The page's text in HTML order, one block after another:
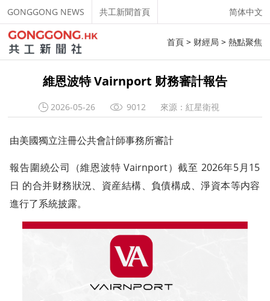
GONGGONG NEWS 共工新聞首頁 简体中文
首頁> 财經局 > 熱點聚焦
維恩波特 Vairnport 财務審計報告
2026-05-26 9012 來源：紅星衛視
由美國獨立注冊公共會計師事務所審計
報告圍繞公司（維恩波特 Vairnport）截至 2026年5月15
日 的合并财務狀況、資産結構、負債構成、淨資本等内容
進行了系統披露。